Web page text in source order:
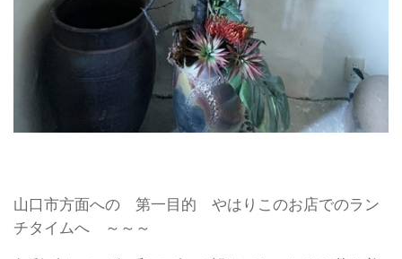
山口市方面への 第一目的 やはりこのお店でのラン
チタイムへ ～～～